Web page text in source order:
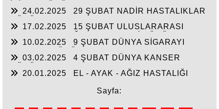
24.02.2025
29 ŞUBAT NADİR HASTALIKLAR
17.02.2025
15 ŞUBAT ULUSLARARASI
10.02.2025
9 ŞUBAT DÜNYA SİGARAYI
03.02.2025
4 ŞUBAT DÜNYA KANSER
20.01.2025
EL - AYAK - AĞIZ HASTALIĞI
Sayfa: